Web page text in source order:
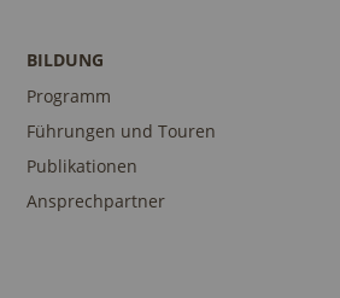
BILDUNG
Programm
Führungen und Touren
Publikationen
Ansprechpartner